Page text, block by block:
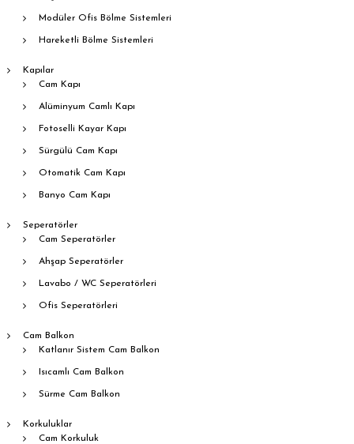
Modüler Ofis Bölme Sistemleri
Hareketli Bölme Sistemleri
Kapılar
Cam Kapı
Alüminyum Camlı Kapı
Fotoselli Kayar Kapı
Sürgülü Cam Kapı
Otomatik Cam Kapı
Banyo Cam Kapı
Seperatörler
Cam Seperatörler
Ahşap Seperatörler
Lavabo / WC Seperatörleri
Ofis Seperatörleri
Cam Balkon
Katlanır Sistem Cam Balkon
Isıcamlı Cam Balkon
Sürme Cam Balkon
Korkuluklar
Cam Korkuluk